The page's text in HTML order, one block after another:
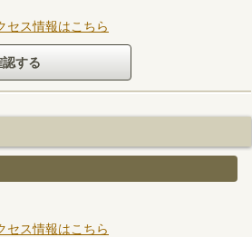
セス情報はこちら
セス情報はこちら